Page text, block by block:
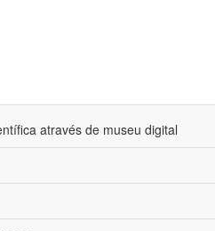
através de museu digital